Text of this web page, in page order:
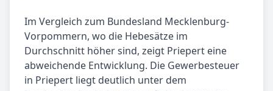
Im Vergleich zum Bundesland Mecklenburg-
Vorpommern, wo die Hebesätze im
Durchschnitt höher sind, zeigt Priepert eine
abweichende Entwicklung. Die Gewerbesteuer
in Priepert liegt deutlich unter dem